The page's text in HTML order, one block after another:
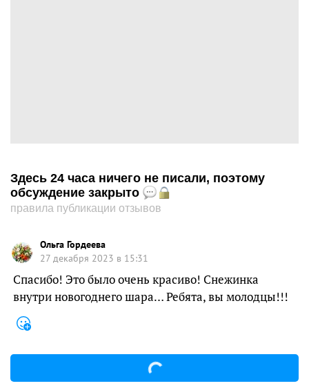
Здесь 24 часа ничего не писали, поэтому
обсуждение закрыто
правила публикации отзывов
Ольга Гордеева
27 декабря 2023 в 15:31
Спасибо! Это было очень красиво! Снежинка
внутри новогоднего шара… Ребята, вы молодцы!!!